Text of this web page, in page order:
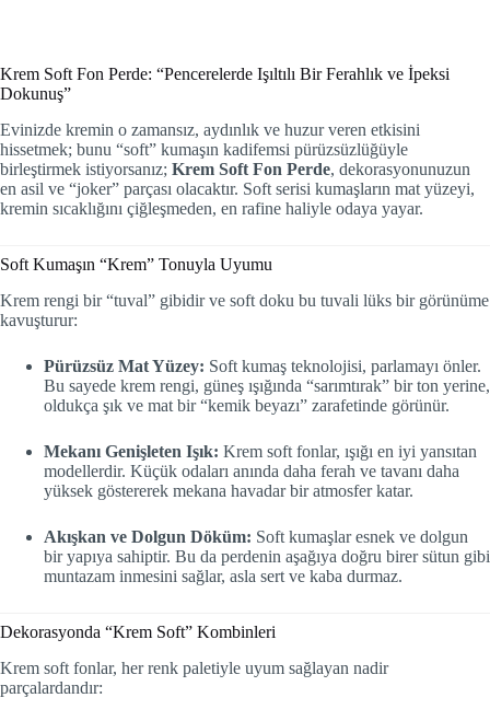
Krem Soft Fon Perde: “Pencerelerde Işıltılı Bir Ferahlık ve İpeksi
Dokunuş”
Evinizde kremin o zamansız, aydınlık ve huzur veren etkisini
hissetmek; bunu “soft” kumaşın kadifemsi pürüzsüzlüğüyle
birleştirmek istiyorsanız; Krem Soft Fon Perde, dekorasyonunuzun
en asil ve “joker” parçası olacaktır. Soft serisi kumaşların mat yüzeyi,
kremin sıcaklığını çiğleşmeden, en rafine haliyle odaya yayar.
Soft Kumaşın “Krem” Tonuyla Uyumu
Krem rengi bir “tuval” gibidir ve soft doku bu tuvali lüks bir görünüme
kavuşturur:
Pürüzsüz Mat Yüzey: Soft kumaş teknolojisi, parlamayı önler.
Bu sayede krem rengi, güneş ışığında “sarımtırak” bir ton yerine,
oldukça şık ve mat bir “kemik beyazı” zarafetinde görünür.
Mekanı Genişleten Işık: Krem soft fonlar, ışığı en iyi yansıtan
modellerdir. Küçük odaları anında daha ferah ve tavanı daha
yüksek göstererek mekana havadar bir atmosfer katar.
Akışkan ve Dolgun Döküm: Soft kumaşlar esnek ve dolgun
bir yapıya sahiptir. Bu da perdenin aşağıya doğru birer sütun gibi
muntazam inmesini sağlar, asla sert ve kaba durmaz.
Dekorasyonda “Krem Soft” Kombinleri
Krem soft fonlar, her renk paletiyle uyum sağlayan nadir
parçalardandır: